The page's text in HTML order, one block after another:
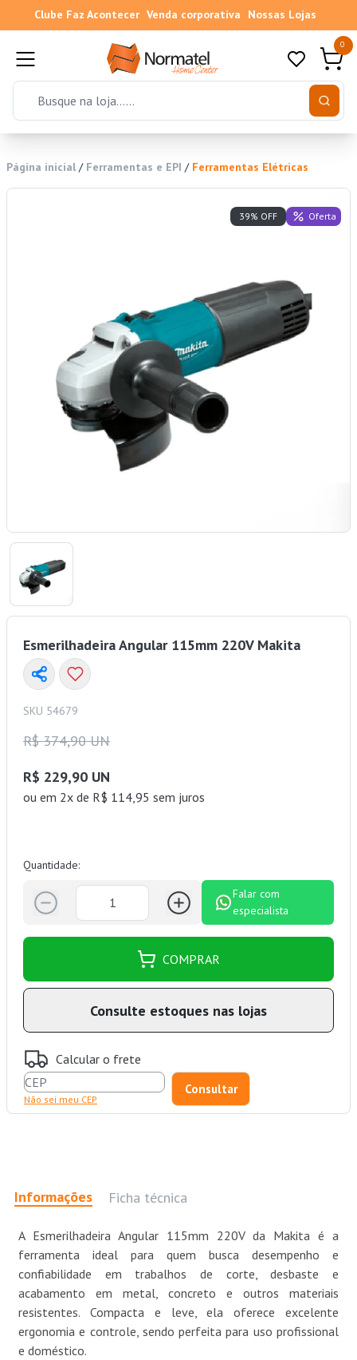
Clube Faz Acontecer Venda corporativa Nossas Lojas
0
Página inicial / Ferramentas e EPI / Ferramentas Elétricas
39% OFF Oferta
Esmerilhadeira Angular 115mm 220V Makita
SKU 54679
R$ 374,90 UN
R$ 229,90 UN
ou em 2x de R$ 114,95 sem juros
Quantidade:
Falar com
especialista
COMPRAR
Consulte estoques nas lojas
Calcular o frete
Não sei meu CEP
Informações Ficha técnica
A Esmerilhadeira Angular 115mm 220V da Makita é a
ferramenta ideal para quem busca desempenho e
confiabilidade em trabalhos de corte, desbaste e
acabamento em metal, concreto e outros materiais
resistentes. Compacta e leve, ela oferece excelente
ergonomia e controle, sendo perfeita para uso profissional
e doméstico.